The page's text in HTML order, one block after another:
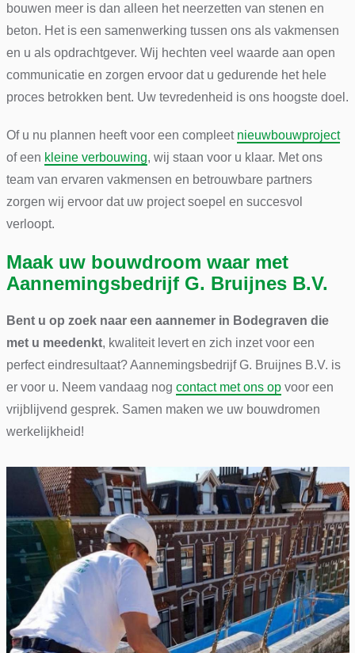
bouwen meer is dan alleen het neerzetten van stenen en
beton. Het is een samenwerking tussen ons als vakmensen
en u als opdrachtgever. Wij hechten veel waarde aan open
communicatie en zorgen ervoor dat u gedurende het hele
proces betrokken bent. Uw tevredenheid is ons hoogste doel.
Of u nu plannen heeft voor een compleet nieuwbouwproject
of een kleine verbouwing, wij staan voor u klaar. Met ons
team van ervaren vakmensen en betrouwbare partners
zorgen wij ervoor dat uw project soepel en succesvol
verloopt.
Maak uw bouwdroom waar met
Aannemingsbedrijf G. Bruijnes B.V.
Bent u op zoek naar een aannemer in Bodegraven die
met u meedenkt, kwaliteit levert en zich inzet voor een
perfect eindresultaat? Aannemingsbedrijf G. Bruijnes B.V. is
er voor u. Neem vandaag nog contact met ons opvoor een
vrijblijvend gesprek. Samen maken we uw bouwdromen
werkelijkheid!